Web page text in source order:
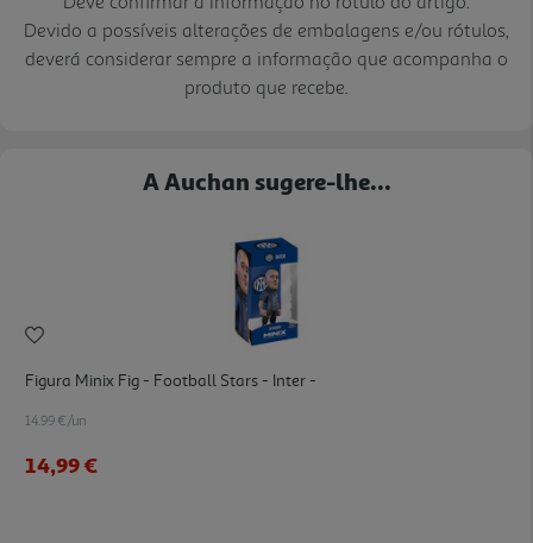
Devido a possíveis alterações de embalagens e/ou rótulos,
deverá considerar sempre a informação que acompanha o
produto que recebe.
A Auchan sugere-lhe...
Figura Minix Fig - Football Stars - Inter -
14.99 €/un
14,99 €